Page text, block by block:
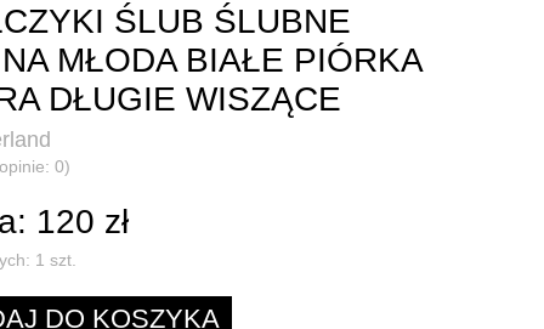
ŚLUB ŚLUBNE
MŁODA BIAŁE PIÓRKA
DŁUGIE WISZĄCE
0)
120 zł
1 szt.